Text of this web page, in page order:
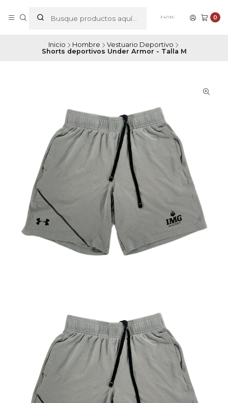
0
Inicio Hombre
Vestuario Deportivo
Shorts deportivos Under Armor - Talla M